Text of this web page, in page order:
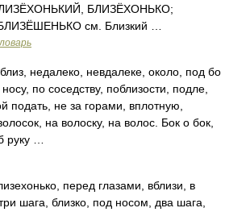
БЛИЗЁХОНЬКО;
см. Близкий …
недалеко, невдалеке, около, под бо
по соседству, поблизости, подле,
подать, не за горами, вплотную,
на волоску, на волос. Бок о бок,
руку …
перед глазами, вблизи, в
шага, близко, под носом, два шага,